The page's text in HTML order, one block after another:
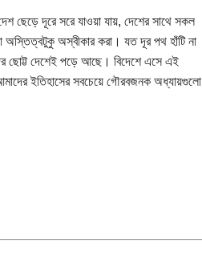
ছেড়ে দূরে সরে যাওয়া যায়, দেশের সাথে সকল
অস্তিত্বটুকু অস্বীকার করা। যত দূর পথ হাঁটি না
ছোট্ট দেশেই পড়ে আছে। বিদেশে এসে এই
ইতিহাসের সবচেয়ে গৌরবজনক অধ্যায়গুলো